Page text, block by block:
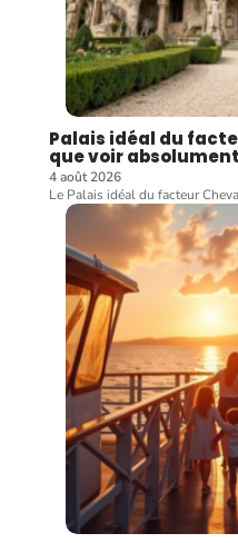
Palais idéal du
que voir
4 août 2026
Le Palais idéal du facteur